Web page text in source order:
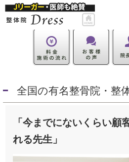
全国の有名整骨院・整
「今までにないくらい顧
れる先生」